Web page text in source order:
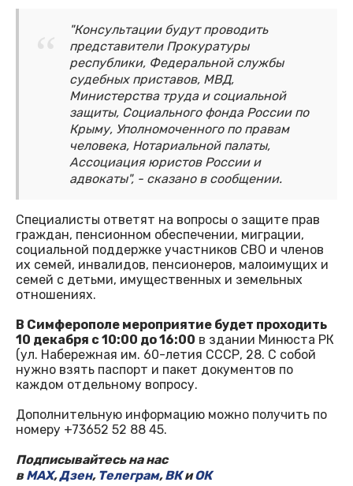
"Консультации будут проводить
представители Прокуратуры
республики, Федеральной службы
судебных приставов, МВД,
Министерства труда и социальной
защиты, Социального фонда России по
Крыму, Уполномоченного по правам
человека, Нотариальной палаты,
Ассоциация юристов России и
адвокаты", - сказано в сообщении.
Специалисты ответят на вопросы о защите прав
граждан, пенсионном обеспечении, миграции,
социальной поддержке участников СВО и членов
их семей, инвалидов, пенсионеров, малоимущих и
семей с детьми, имущественных и земельных
отношениях.
В Симферополе мероприятие будет проходить
10 декабря с 10:00 до 16:00 в здании Минюста РК
(ул. Набережная им. 60-летия СССР, 28. С собой
нужно взять паспорт и пакет документов по
каждом отдельному вопросу.
Дополнительную информацию можно получить по
номеру +73652 52 88 45.
Подписывайтесь на нас
вMAX,Дзен, Телеграм,ВКиОК